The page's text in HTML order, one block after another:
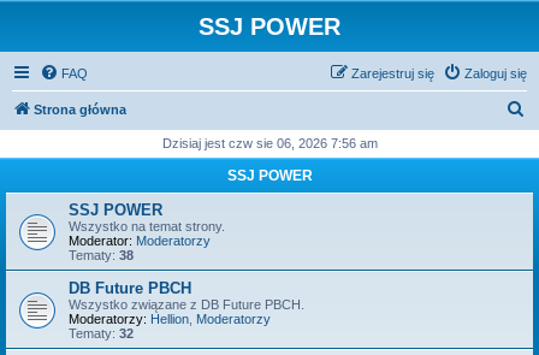
SSJ POWER
FAQ Zaloguj się
Zarejestruj się
Strona główna
k
Dzisiaj jest czw sie 06, 2026 7:56 am
SSJ POWER
SSJ POWER
Wszystko na temat strony.
Moderator: Moderatorzy
Tematy: 38
DB Future PBCH
Wszystko związane z DB Future PBCH.
Moderatorzy: Hellion Moderatorzy
Tematy: 32